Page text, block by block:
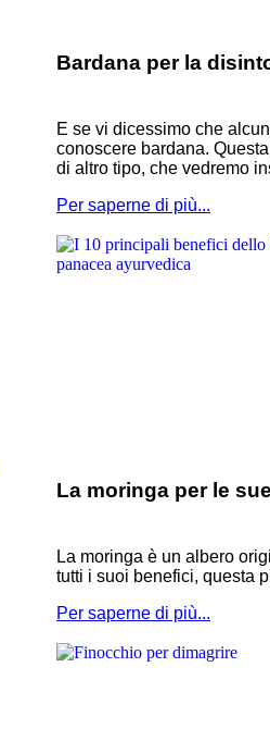
Bardana per la
E se vi dicessimo che
conoscere bardana.
di altro tipo, che vedremo
Per saperne di più...
La moringa per le
La moringa è un albero
tutti i suoi benefici, questa
Per saperne di più...